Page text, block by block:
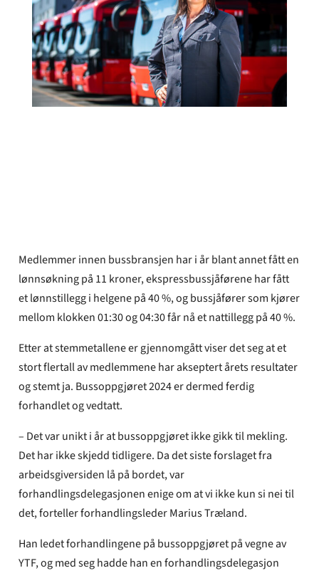
Medlemmer innen bussbransjen har i år blant annet fått en
lønnsøkning på 11 kroner, ekspressbussjåførene har fått
et lønnstillegg i helgene på 40 %, og bussjåfører som kjører
mellom klokken 01:30 og 04:30 får nå et nattillegg på 40 %.
Etter at stemmetallene er gjennomgått viser det seg at et
stort flertall av medlemmene har akseptert årets resultater
og stemt ja. Bussoppgjøret 2024 er dermed ferdig
forhandlet og vedtatt.
– Det var unikt i år at bussoppgjøret ikke gikk til mekling.
Det har ikke skjedd tidligere. Da det siste forslaget fra
arbeidsgiversiden lå på bordet, var
forhandlingsdelegasjonen enige om at vi ikke kun si nei til
det, forteller forhandlingsleder Marius Træland.
Han ledet forhandlingene på bussoppgjøret på vegne av
YTF, og med seg hadde han en forhandlingsdelegasjon